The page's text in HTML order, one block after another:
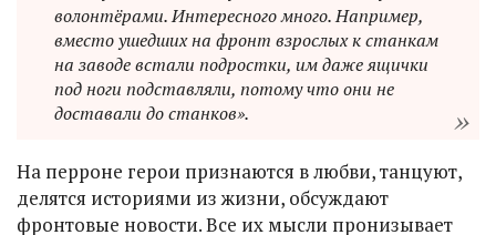
волонтёрами. Интересного много. Например,
вместо ушедших на фронт взрослых к станкам
на заводе встали подростки, им даже ящички
под ноги подставляли, потому что они не
доставали до станков».
На перроне герои признаются в любви, танцуют,
делятся историями из жизни, обсуждают
фронтовые новости. Все их мысли пронизывает